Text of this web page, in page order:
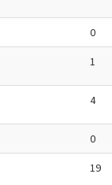
0
1
4
0
19